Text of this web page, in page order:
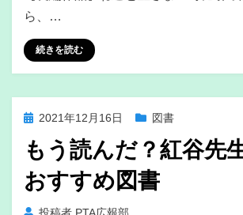
ら、…
続きを読む
投
日:
2021年12月16日 図書
もう読んだ？紅谷先
おすすめ図書